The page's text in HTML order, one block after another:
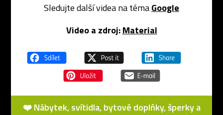
Sledujte další videa na témaGoogle
Video a zdroj: Material
❤️ Nábytek, svítidla, bytové doplňky, šperky a